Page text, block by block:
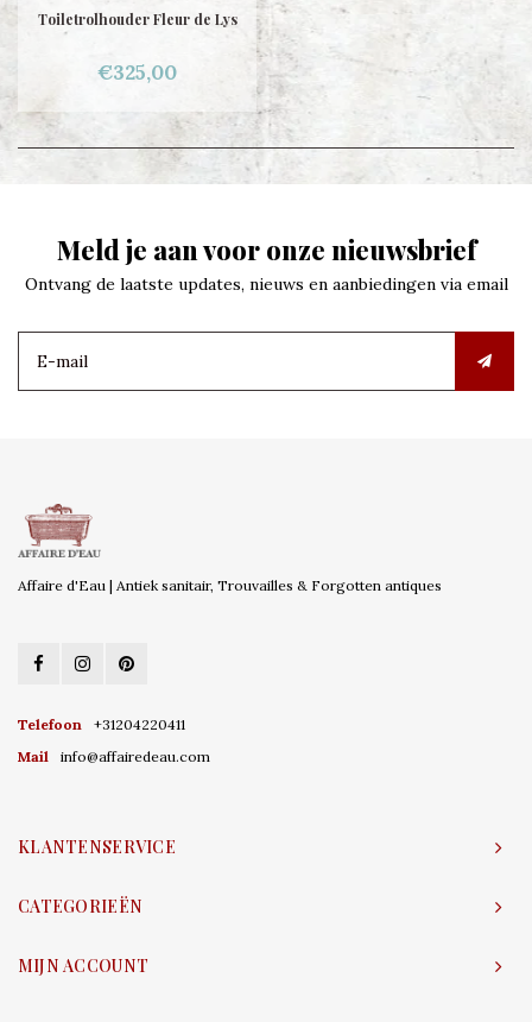
Toiletrolhouder Fleur de Lys
€325,00
Meld je aan voor onze nieuwsbrief
Ontvang de laatste updates, nieuws en aanbiedingen via email
Affaire d'Eau | Antiek sanitair, Trouvailles & Forgotten antiques
Telefoon
+31204220411
Mail
info@affairedeau.com
KLANTENSERVICE
CATEGORIEËN
MIJN ACCOUNT